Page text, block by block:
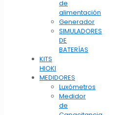
de
alimentación
Generador
SIMULADORES
DE
BATERÍAS
KITS
HIOKI
MEDIDORES
Luxómetros
Medidor
de